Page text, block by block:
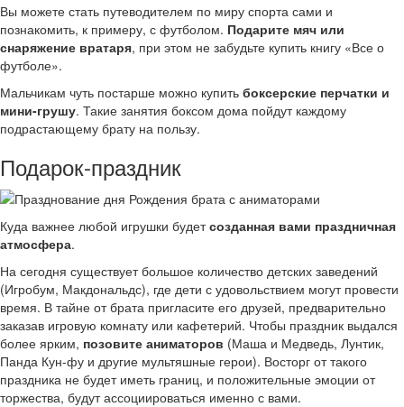
Вы можете стать путеводителем по миру спорта сами и
познакомить, к примеру, с футболом. Подарите мяч или
снаряжение вратаря, при этом не забудьте купить книгу «Все о
футболе».
Мальчикам чуть постарше можно купить боксерские перчатки и
мини-грушу. Такие занятия боксом дома пойдут каждому
подрастающему брату на пользу.
Подарок-праздник
Куда важнее любой игрушки будетсозданная вами праздничная
атмосфера.
На сегодня существует большое количество детских заведений
(Игробум, Макдональдс), где дети с удовольствием могут провести
время. В тайне от брата пригласите его друзей, предварительно
заказав игровую комнату или кафетерий. Чтобы праздник выдался
более ярким, позовите аниматоров (Маша и Медведь, Лунтик,
Панда Кун-фу и другие мультяшные герои). Восторг от такого
праздника не будет иметь границ, и положительные эмоции от
торжества, будут ассоциироваться именно с вами.